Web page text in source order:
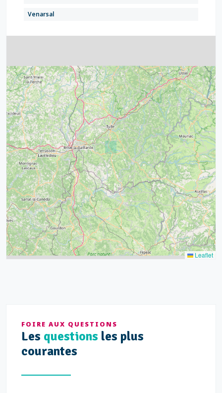
Venarsal
4
15
21
14
32
39
52 68
43
Leaflet
FOIRE AUX QUESTIONS
Les questions les plus
courantes